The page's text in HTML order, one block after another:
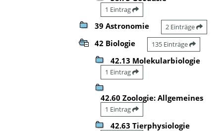
1 Eintrag
39 Astronomie 2 Einträge
42 Biologie 135 Einträge
42.13 Molekularbiologie
1 Eintrag
42.60 Zoologie: Allgemeines
1 Eintrag
42.63 Tierphysiologie